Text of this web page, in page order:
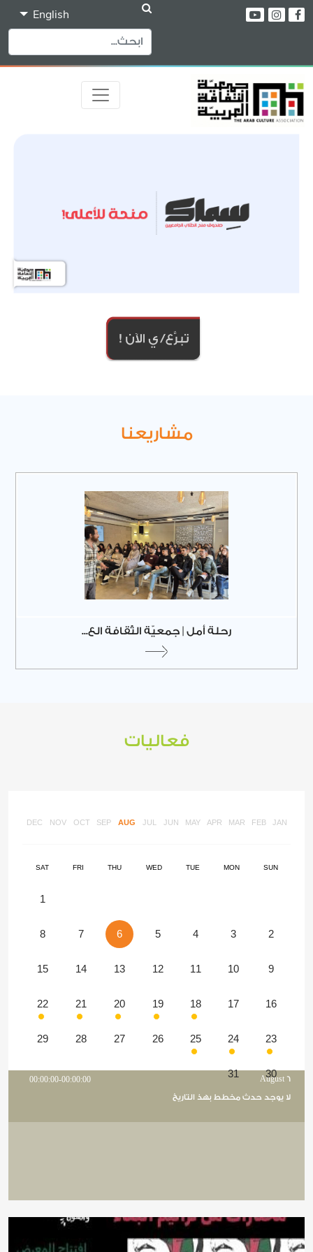
English
مشاريعنا
رحلة أمل | جمعيّة الثّقافة الع...
فعاليات
JAN
FEB
MAR
APR
MAY
JUN
JUL
AUG
SEP
OCT
NOV
DEC
SUN
MON
TUE
WED
THU
FRI
SAT
1
2
3
4
5
6
7
8
9
10
11
12
13
14
15
16
17
18
19
20
21
22
23
24
25
26
27
28
29
30
31
00:00:00-00:00:00
August 6
لا يوجد حدث مخطط بهذ التاريخ